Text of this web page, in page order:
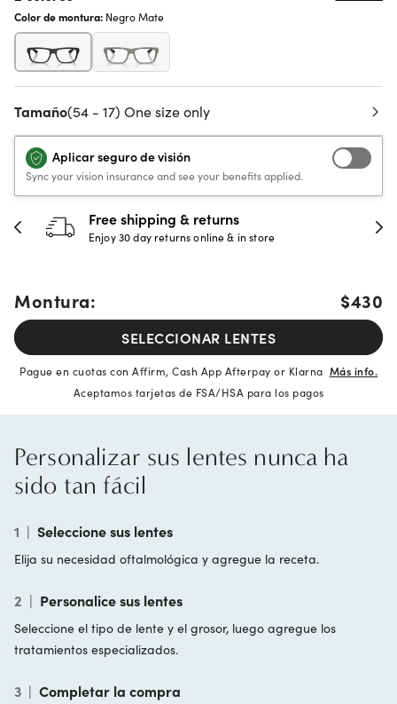
Color de montura: Negro Mate
Tamaño(54 - 17) One size only
Aplicar seguro de visión
Sync your vision insurance and see your benefits applied.
& returns
day returns online & in store
30-day
Full
Montura: $430
SELECCIONAR LENTES
Pague en cuotas con Affirm, Cash App Afterpay or Klarna Más info.
Aceptamos tarjetas de FSA/HSA para los pagos
Personalizar sus lentes nunca ha
sido tan fácil
1 | Seleccione sus lentes
Elija su necesidad oftalmológica y agregue la receta.
2 | Personalice sus lentes
Seleccione el tipo de lente y el grosor, luego agregue los
tratamientos especializados.
3 | Completar la compra